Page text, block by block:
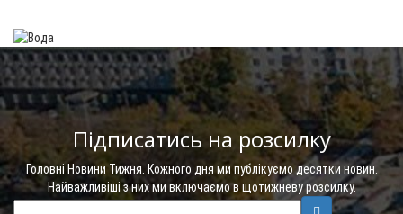
Підписатись на розсилку
Головні Новини Тижня. Кожного дня ми публікуємо десятки новин.
Найважливіші з них ми включаємо в щотижневу розсилку.